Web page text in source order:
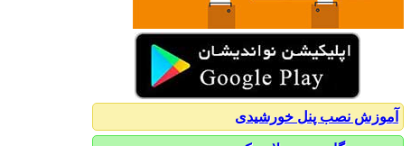
آموزش نصب پنل خورشیدی